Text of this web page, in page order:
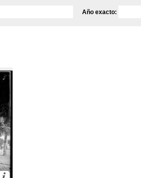
Año exacto: